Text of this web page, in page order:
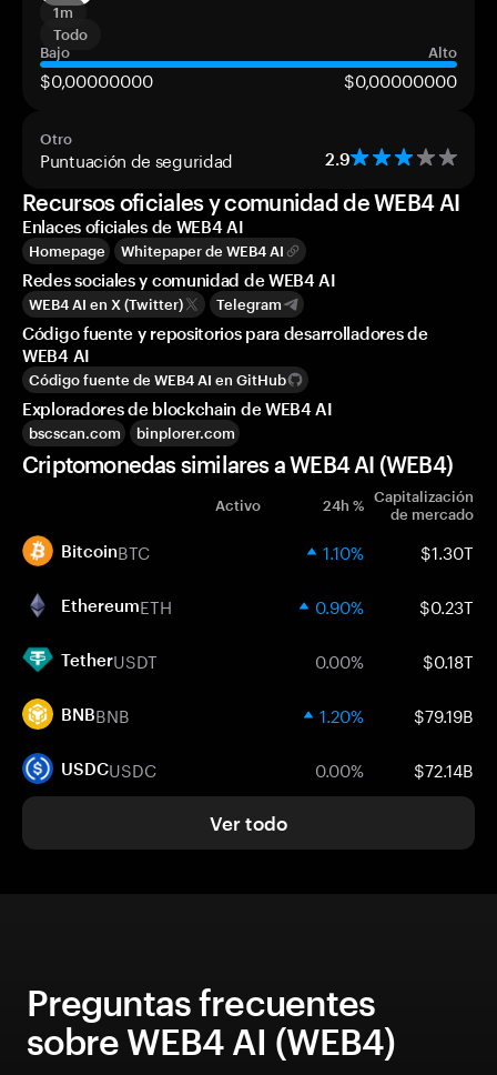
1m
Todo
Bajo
Alto
$0,00000000 $0,00000000
Otro
Puntuación de seguridad 2.9
Recursos oficiales y comunidad de WEB4 AI
Enlaces oficiales de WEB4 AI
Homepage Whitepaper de WEB4 AI
Redes sociales y comunidad de WEB4 AI
WEB4 AI en X (Twitter) Telegram
Código fuente y repositorios para desarrolladores de
WEB4 AI
Código fuente de WEB4 AI en GitHub
Exploradores de blockchain de WEB4 AI
bscscan.com binplorer.com
Criptomonedas similares a WEB4 AI (WEB4)
Activo 24h % Capitalización
de mercado
BitcoinBTC 1.10% $1.30T
EthereumETH 0.90% $0.23T
TetherUSDT 0.00% $0.18T
BNBBNB 1.20% $79.19B
USDCUSDC 0.00% $72.14B
Ver todo
Preguntas frecuentes
sobre WEB4 AI (WEB4)